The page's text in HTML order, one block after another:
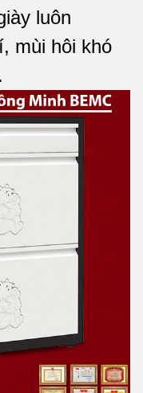
luôn
mùi hôi khó
.